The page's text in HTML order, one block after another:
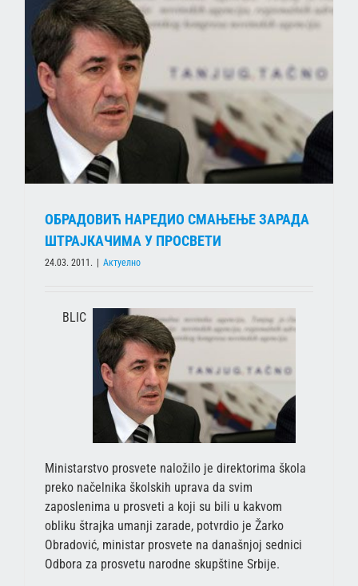
ОБРАДОВИЋ НАРЕДИО СМАЊЕЊЕ ЗАРАДА
ШТРАЈКАЧИМА У ПРОСВЕТИ
24.03. 2011. Актуелно
BLIC
Ministarstvo prosvete naložilo je direktorima škola
preko načelnika školskih uprava da svim
zaposlenima u prosveti a koji su bili u kakvom
obliku štrajka umanji zarade, potvrdio je Žarko
Obradović, ministar prosvete na današnjoj sednici
Odbora za prosvetu narodne skupštine Srbije.